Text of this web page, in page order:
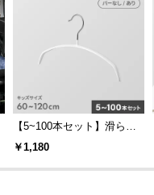
【5~100本セット】滑らな
いハンガー キッズサイズ
￥1,180